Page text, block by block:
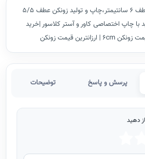
سفارش چاپ زونکن عطف 6 سانتیمتر،چاپ و تولید زونکن عطف 5/5
با چاپ اختصاصی کاور و آستر کلاسور |خرید
پرسش و پاسخ توضیحات
دهید